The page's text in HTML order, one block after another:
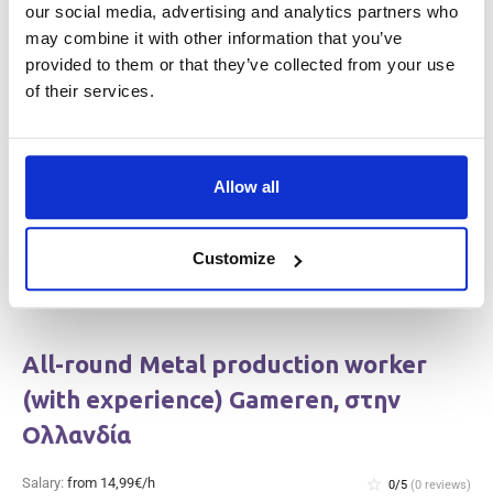
our social media, advertising and analytics partners who
may combine it with other information that you’ve
provided to them or that they’ve collected from your use
of their services.
Allow all
Customize
στην Ολλανδία
Salary:from 14,99€/h star_border 0/5(0 reviews)
Cleaner (with experience) Haarlem, στην
Ολλανδία
Position is open for:4 ημέρες
All-round Metal production worker
(with experience) Gameren, στην
Ολλανδία
Salary: from 14,99€/h star_border 0/5 (0 reviews)